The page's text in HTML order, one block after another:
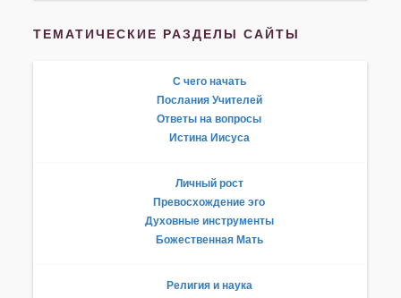
ТЕМАТИЧЕСКИЕ РАЗДЕЛЫ САЙТЫ
С чего начать
Послания Учителей
Ответы на вопросы
Истина Иисуса
Личный рост
Превосхождение эго
Духовные инструменты
Божественная Мать
Религия и наука